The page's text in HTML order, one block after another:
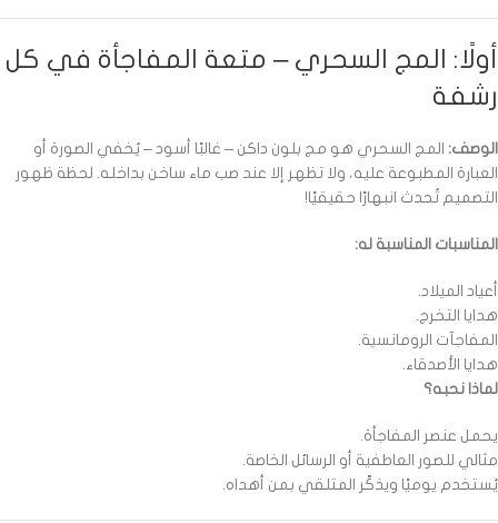
أولًا: المج السحري – متعة المفاجأة في كل
رشفة
الوصف: المج السحري هو مج بلون داكن – غالبًا أسود – يُخفي الصورة أو
العبارة المطبوعة عليه، ولا تظهر إلا عند صب ماء ساخن بداخله. لحظة ظهور
التصميم تُحدث انبهارًا حقيقيًا!
المناسبات المناسبة له:
أعياد الميلاد.
هدايا التخرج.
المفاجآت الرومانسية.
هدايا الأصدقاء.
لماذا نحبه؟
يحمل عنصر المفاجأة.
مثالي للصور العاطفية أو الرسائل الخاصة.
يُستخدم يوميًا ويذكّر المتلقي بمن أهداه.